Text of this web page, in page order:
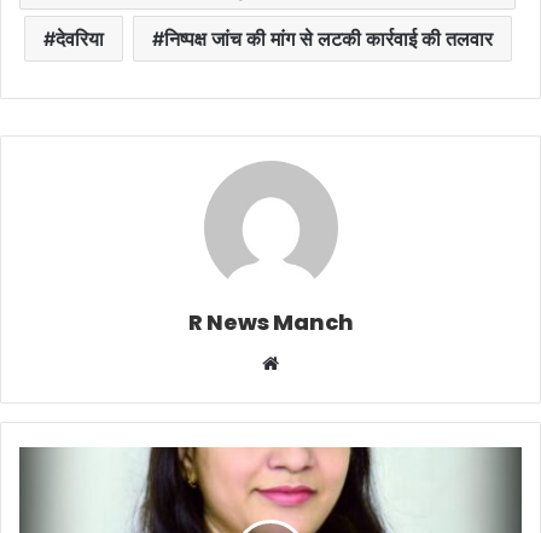
देवरिया निष्पक्ष जांच की मांग से लटकी कार्रवाई की तलवार
R News Manch
Website